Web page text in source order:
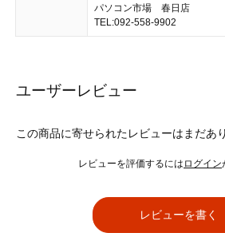
パソコン市場 春日店
TEL:092-558-9902
ユーザーレビュー
この商品に寄せられたレビューはまだあ
レビューを評価するには ログイン
レビューを書く